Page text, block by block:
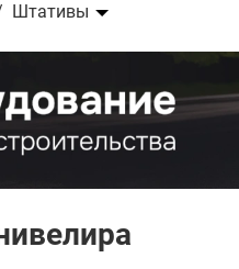
Штативы